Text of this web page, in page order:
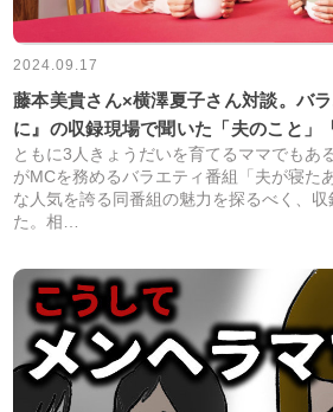
2024.09.17
藤本美貴さん×横澤夏子さん対談。バ
に』の収録現場で聞いた「夫のこと」
ともに3人きょうだいを育てるママでもあ
がMCを務めるバラエティ番組「夫が寝た
な人気を誇る同番組の魅力を探るべく、
た。相…